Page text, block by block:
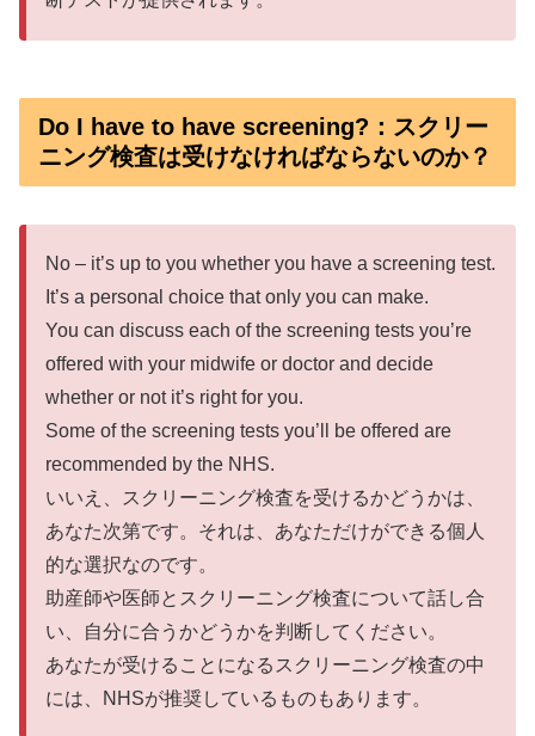
Do I have to have screening?：スクリー
ニング検査は受けなければならないのか？
No – it’s up to you whether you have a screening test.
It’s a personal choice that only you can make.
You can discuss each of the screening tests you’re
offered with your midwife or doctor and decide
whether or not it’s right for you.
Some of the screening tests you’ll be offered are
recommended by the NHS.
いいえ、スクリーニング検査を受けるかどうかは、
あなた次第です。それは、あなただけができる個人
的な選択なのです。
助産師や医師とスクリーニング検査について話し合
い、自分に合うかどうかを判断してください。
あなたが受けることになるスクリーニング検査の中
には、NHSが推奨しているものもあります。